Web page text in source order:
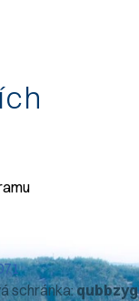
schránka:qubbzyg